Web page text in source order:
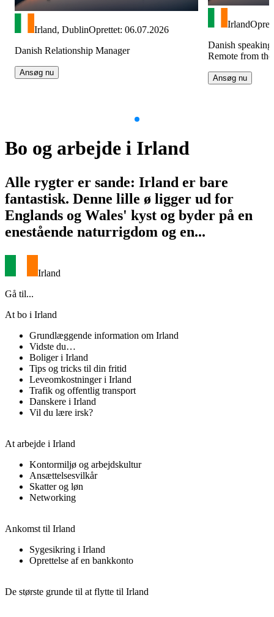
Irland, DublinOprettet: 06.07.2026
Danish Relationship Manager
Ansøg nu
Irland
Danish
Remote from
Ansøg nu
1
of
Bo og arbejde i Irland
Alle rygter er sande: Irland er bare
fantastisk. Denne lille ø ligger ud for
Englands og Wales' kyst og byder på en
enestående naturrigdom og en...
Irland
Gå til...
At bo i Irland
Grundlæggende information om Irland
Vidste du…
Boliger i Irland
Tips og tricks til din fritid
Leveomkostninger i Irland
Trafik og offentlig transport
Danskere i Irland
Vil du lære irsk?
At arbejde i Irland
Kontormiljø og arbejdskultur
Ansættelsesvilkår
Skatter og løn
Networking
Ankomst til Irland
Sygesikring i Irland
Oprettelse af en bankkonto
De største grunde til at flytte til Irland